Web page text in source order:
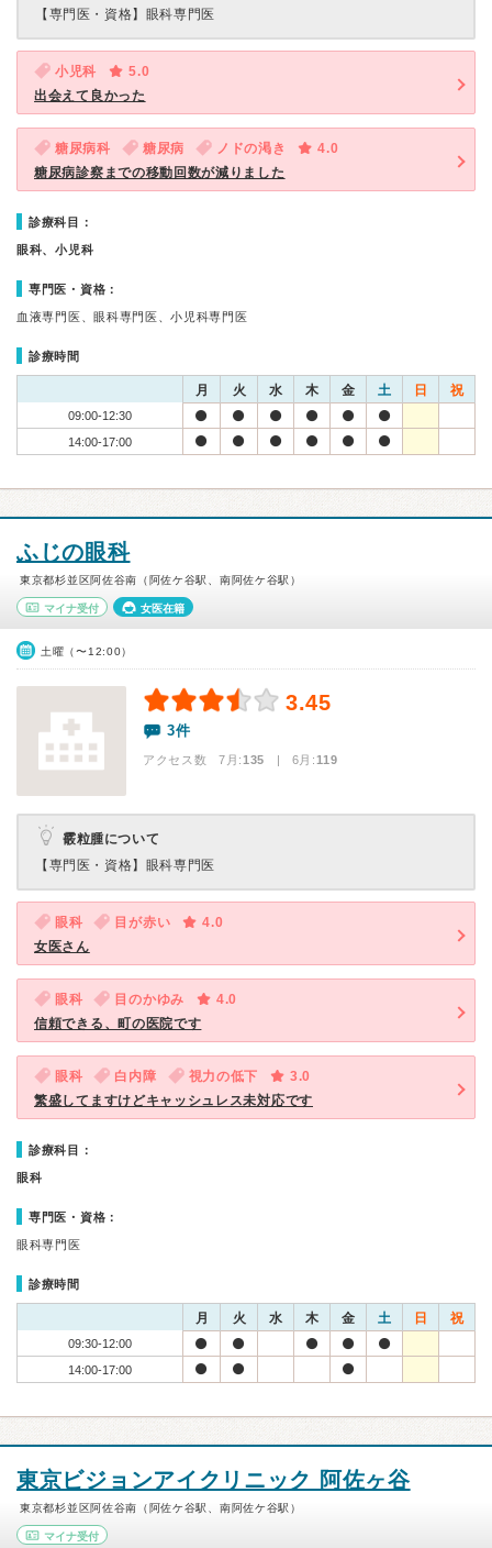
【専門医・資格】 眼科専門医
小児科
5.0
出会えて良かった
糖尿病科 糖尿病 ノドの渇き
4.0
糖尿病診察までの移動回数が減りました
診療科目：
眼科、小児科
専門医・資格：
血液専門医、眼科専門医、小児科専門医
診療時間
月 火 水 木 金 土 日 祝
09:00-12:30
14:00-17:00
ふじの眼科
東京都杉並区阿佐谷南（阿佐ケ谷駅、南阿佐ケ谷駅）
マイナ受付 女医在籍
土曜（〜12:00）
3.45
3件
アクセス数 7月:135 | 6月:119
霰粒腫について
【専門医・資格】 眼科専門医
眼科 目が赤い
4.0
女医さん
眼科 目のかゆみ
4.0
信頼できる、町の医院です
眼科 白内障 視力の低下
3.0
繁盛してますけどキャッシュレス未対応です
診療科目：
眼科
専門医・資格：
眼科専門医
診療時間
月 火 水 木 金 土 日 祝
09:30-12:00
14:00-17:00
東京ビジョンアイクリニック 阿佐ヶ谷
東京都杉並区阿佐谷南（阿佐ケ谷駅、南阿佐ケ谷駅）
マイナ受付